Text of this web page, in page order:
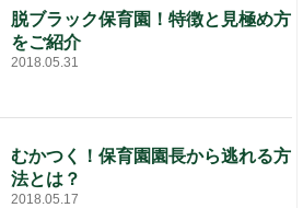
脱ブラック保育園！特徴と見極め方
をご紹介
2018.05.31
むかつく！保育園園長から逃れる方
法とは？
2018.05.17